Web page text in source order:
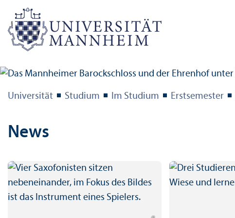
Universität Studium Im Studium Erstsemester
News